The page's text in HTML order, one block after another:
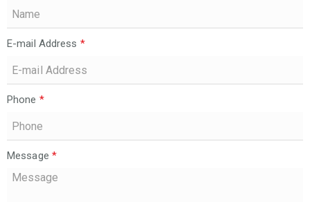
E-mail Address *
Phone *
Message *